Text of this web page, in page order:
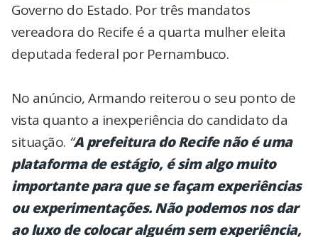
Governo do Estado. Por três mandatos
vereadora do Recife é a quarta mulher eleita
deputada federal por Pernambuco.
No anúncio, Armando reiterou o seu ponto de
vista quanto a inexperiência do candidato da
situação. “A prefeitura do Recife não é uma
plataforma de estágio, é sim algo muito
importante para que se façam experiências
ou experimentações. Não podemos nos dar
ao luxo de colocar alguém sem experiência,